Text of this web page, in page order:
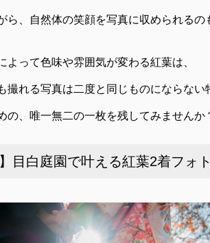
ら、自然体の笑顔を写真に収められるの
よって色味や雰囲気が変わる紅葉は、
撮れる写真は二度と同じものにならない
の、唯一無二の一枚を残してみませんか
】目白庭園で叶える紅葉2着フォ